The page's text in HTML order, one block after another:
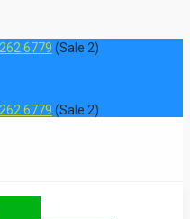
6779 (Sale 2)
6779 (Sale 2)